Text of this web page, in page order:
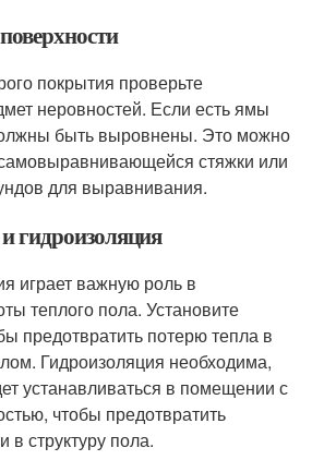
покрытия проверьте
неровностей. Если есть ямы
быть выровнены. Это можно
стяжки или
для выравнивания.
гидроизоляция
играет важную роль в
теплого пола. Установите
предотвратить потерю тепла в
Гидроизоляция необходима,
устанавливаться в помещении с
чтобы предотвратить
в структуру пола.